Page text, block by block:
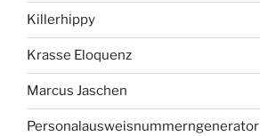
Killerhippy
Krasse Eloquenz
Marcus Jaschen
Personalausweisnummerngenerator